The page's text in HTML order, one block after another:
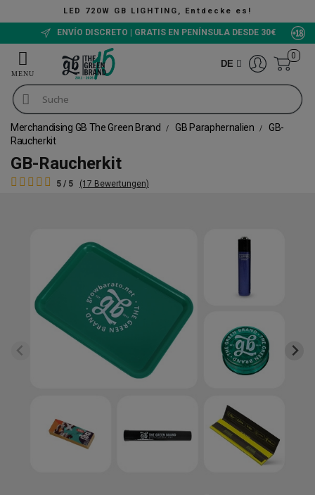
LED 720W GB LIGHTING, Entdecke es!
ENVÍO DISCRETO | GRATIS EN PENÍNSULA DESDE 30€
DE
0
Merchandising GB The Green Brand GB Paraphernalien
GB-
Raucherkit
GB-Raucherkit
5 / 5 (17 Bewertungen)